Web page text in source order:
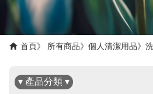
首頁 所有商品 個人清潔用品
▾ 產品分類 ▾